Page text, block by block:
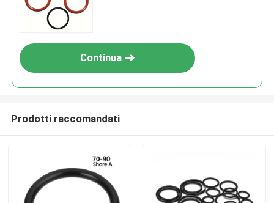
Continua
Prodotti raccomandati